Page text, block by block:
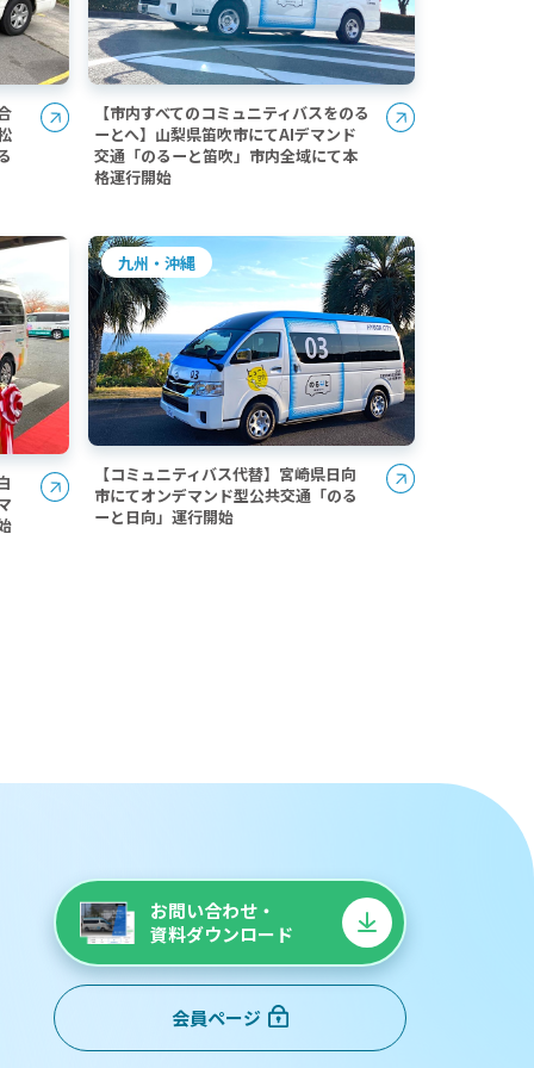
【市内すべてのコミュニティバスをのる
ーとへ】山梨県笛吹市にてAIデマンド
交通「のるーと笛吹」市内全域にて本
格運行開始
九州・沖縄
【コミュニティバス代替】宮崎県日向
市にてオンデマンド型公共交通「のる
ーと日向」運行開始
お問い合わせ・
資料ダウンロード
会員ページ